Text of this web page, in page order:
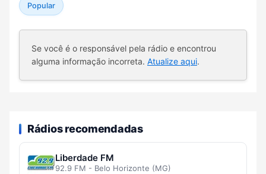
Popular
Se você é o responsável pela rádio e encontrou
alguma informação incorreta. Atualize aqui.
Rádios recomendadas
Liberdade FM
92.9 FM - Belo Horizonte (MG)